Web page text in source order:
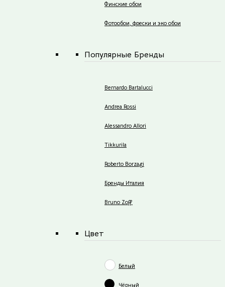
Финские обои
Фотообои, фрески и эко обои
Популярные Бренды
Bernardo Bartalucci
Andrea Rossi
Alessandro Allori
Tikkurila
Roberto Borzagi
Бренды Италия
Bruno Zoff
Цвет
Белый
Чёрный